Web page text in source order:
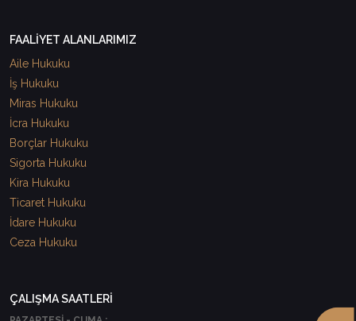
FAALİYET ALANLARIMIZ
Aile Hukuku
İş Hukuku
Miras Hukuku
İcra Hukuku
Borçlar Hukuku
Sigorta Hukuku
Kira Hukuku
Ticaret Hukuku
İdare Hukuku
Ceza Hukuku
ÇALIŞMA SAATLERİ